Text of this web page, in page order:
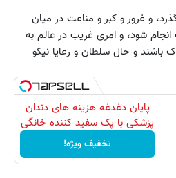
و غرور و کبر و مناعت در میان
انجام شود، و امری غریب در عالم به
باشند و حال سلطان و رعایا نیکو
پایان دغدغه هزینه های دندان
پزشکی با پک سفید کننده خانگی
تخفیف ویژه!